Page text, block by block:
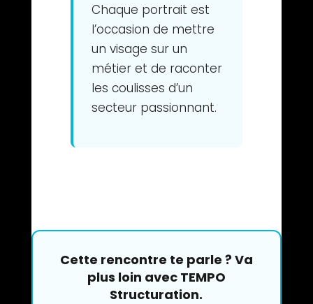
Chaque portrait est
l’occasion de mettre
un visage sur un
métier et de raconter
les coulisses d’un
secteur passionnant.
Cette rencontre te parle ? Va
plus loin avec TEMPO
Structuration.